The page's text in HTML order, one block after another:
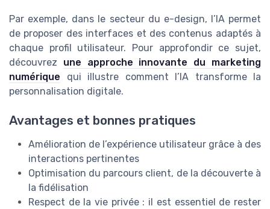
Par exemple, dans le secteur du e-design, l’IA permet
de proposer des interfaces et des contenus adaptés à
chaque profil utilisateur. Pour approfondir ce sujet,
découvrez une approche innovante du marketing
numérique qui illustre comment l’IA transforme la
personnalisation digitale.
Avantages et bonnes pratiques
Amélioration de l’expérience utilisateur grâce à des
interactions pertinentes
Optimisation du parcours client, de la découverte à
la fidélisation
Respect de la vie privée : il est essentiel de rester